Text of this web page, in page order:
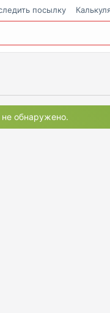
посылку
обнаружено.